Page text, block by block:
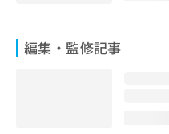
編集・監修記事